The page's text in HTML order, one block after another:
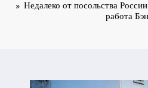
Недалеко от посольства
работа